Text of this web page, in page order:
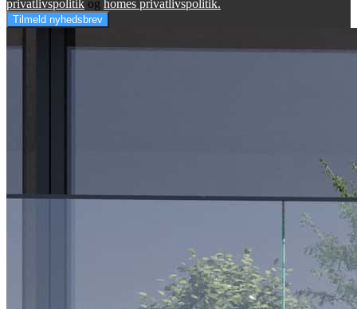
privatlivspolitik og homes privatlivspolitik.
Tilmeld nyhedsbrev